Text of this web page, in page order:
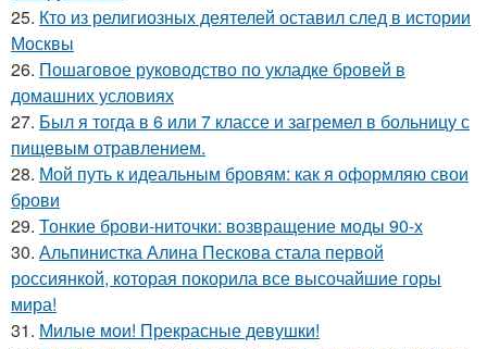
25. Кто из религиозных деятелей оставил след в истории
Москвы
26. Пошаговое руководство по укладке бровей в
домашних условиях
27. Был я тогда в 6 или 7 классе и загремел в больницу с
пищевым отравлением.
28. Мой путь к идеальным бровям: как я оформляю свои
брови
29. Тонкие брови-ниточки: возвращение моды 90-х
30. Альпинистка Алина Пескова стала первой
россиянкой, которая покорила все высочайшие горы
мира!
31. Милые мои! Прекрасные девушки!